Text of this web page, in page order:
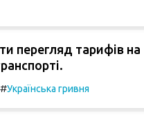
перегляд тарифів на
#Українська гривня